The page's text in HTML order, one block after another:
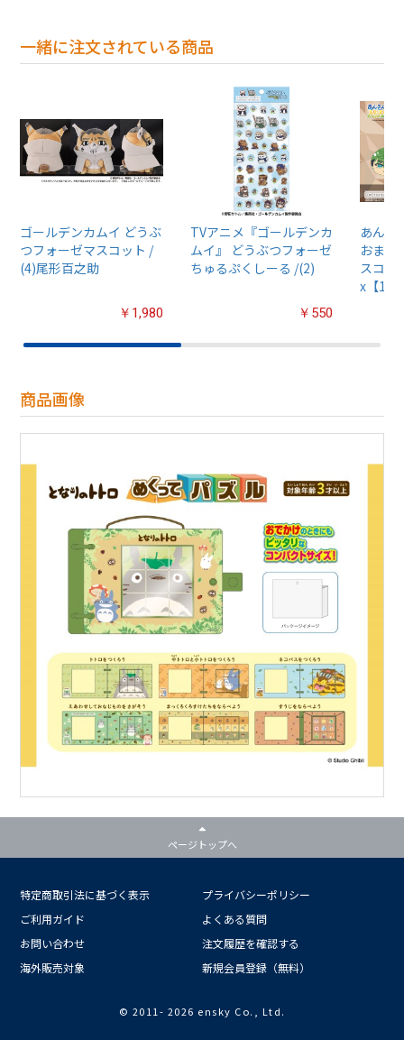
一緒に注文されている商品
ゴールデンカムイ どうぶ
つフォーゼマスコット /
(4)尾形百之助
￥1,980
TVアニメ『ゴールデンカ
ムイ』 どうぶつフォーゼ
ちゅるぷくしーる /(2)
￥550
あんさ
おまん
スコッ
x【
商品画像
ページトップへ
特定商取引法に基づく表示
プライバシーポリシー
ご利用ガイド
よくある質問
お問い合わせ
注文履歴を確認する
海外販売対象
新規会員登録（無料）
© 2011- 2026 ensky Co., Ltd.